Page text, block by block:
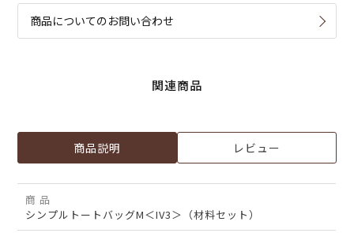
商品についてのお問い合わせ
関連商品
商品説明 レビュー
商 品
シンプルトートバッグM＜IV3＞（材料セット）